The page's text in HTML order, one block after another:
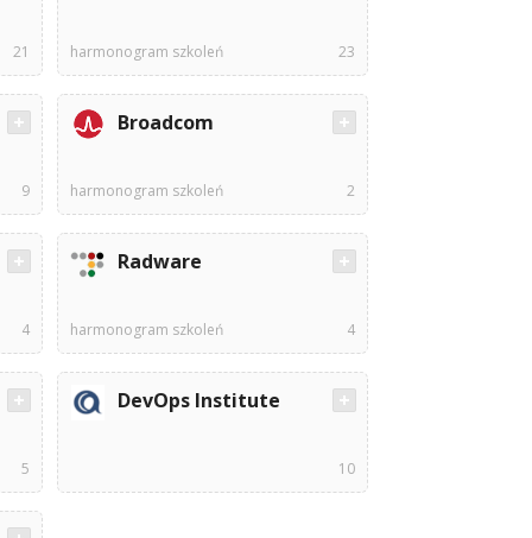
21 harmonogram szkoleń 23
9
Broadcom
harmonogram szkoleń 2
4
Radware
harmonogram szkoleń 4
5
DevOps Institute
10